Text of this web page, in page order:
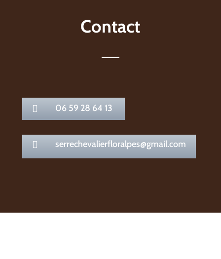
Contact
 06 59 28 64 13
 serrechevalierfloralpes@gmail.com